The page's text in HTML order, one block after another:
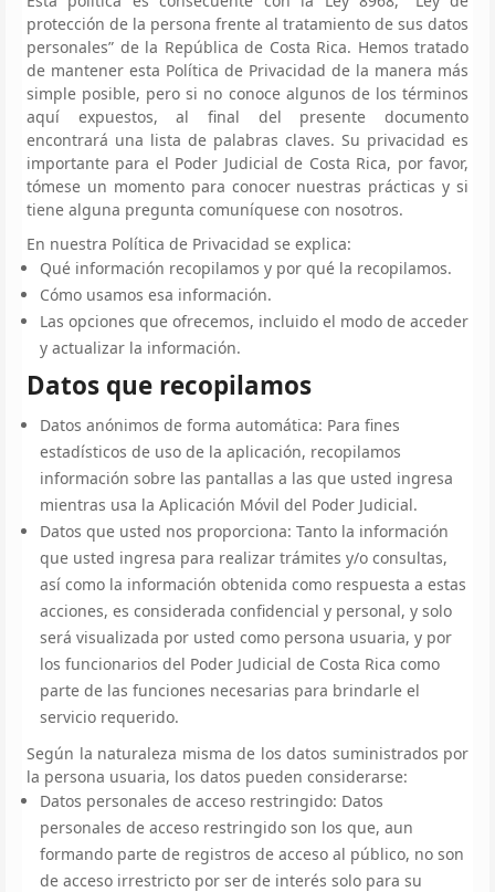
protección de la persona frente al tratamiento de sus datos
personales” de la República de Costa Rica. Hemos tratado
de mantener esta Política de Privacidad de la manera más
simple posible, pero si no conoce algunos de los términos
aquí expuestos, al final del presente documento
encontrará una lista de palabras claves. Su privacidad es
importante para el Poder Judicial de Costa Rica, por favor,
tómese un momento para conocer nuestras prácticas y si
tiene alguna pregunta comuníquese con nosotros.
En nuestra Política de Privacidad se explica:
Qué información recopilamos y por qué la recopilamos.
Cómo usamos esa información.
Las opciones que ofrecemos, incluido el modo de acceder
y actualizar la información.
Datos que recopilamos
Datos anónimos de forma automática: Para fines
estadísticos de uso de la aplicación, recopilamos
información sobre las pantallas a las que usted ingresa
mientras usa la Aplicación Móvil del Poder Judicial.
Datos que usted nos proporciona: Tanto la información
que usted ingresa para realizar trámites y/o consultas,
así como la información obtenida como respuesta a estas
acciones, es considerada confidencial y personal, y solo
será visualizada por usted como persona usuaria, y por
los funcionarios del Poder Judicial de Costa Rica como
parte de las funciones necesarias para brindarle el
servicio requerido.
Según la naturaleza misma de los datos suministrados por
la persona usuaria, los datos pueden considerarse:
Datos personales de acceso restringido: Datos
personales de acceso restringido son los que, aun
formando parte de registros de acceso al público, no son
de acceso irrestricto por ser de interés solo para su